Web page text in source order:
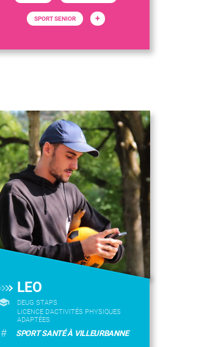
SPORT SENIOR +
LEO
DEUG STAPS
LICENCE D’ACTIVITÉS PHYSIQUES
ADAPTÉES
# SPORT SANTÉ À VILLEURBANNE